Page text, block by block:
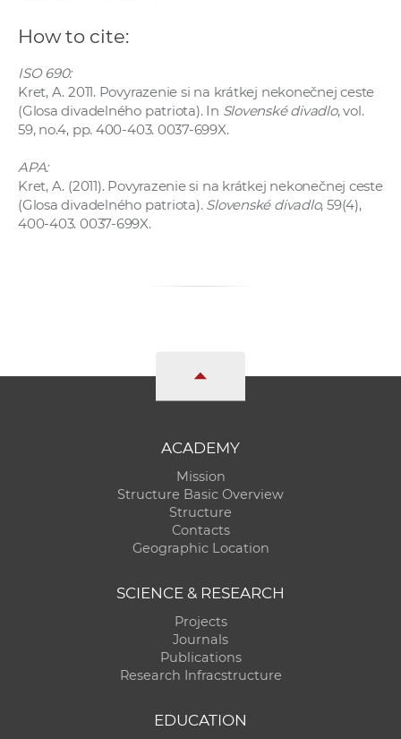
How to cite:
ISO 690:
Kret, A. 2011. Povyrazenie si na krátkej nekonečnej ceste
(Glosa divadelného patriota). In Slovenské divadlo, vol.
59, no.4, pp. 400-403. 0037-699X.
APA:
Kret, A. (2011). Povyrazenie si na krátkej nekonečnej ceste
(Glosa divadelného patriota). Slovenské divadlo, 59(4),
400-403. 0037-699X.
ACADEMY
Mission
Structure Basic Overview
Structure
Contacts
Geographic Location
SCIENCE & RESEARCH
Projects
Journals
Publications
Research Infracstructure
EDUCATION